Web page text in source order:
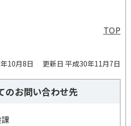
TOP
10月8日 更新日 平成30年11月7日
のお問い合わせ先